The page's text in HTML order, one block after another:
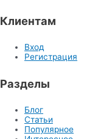
Клиентам
Вход
Регистрация
Разделы
Блог
Статьи
Популярное